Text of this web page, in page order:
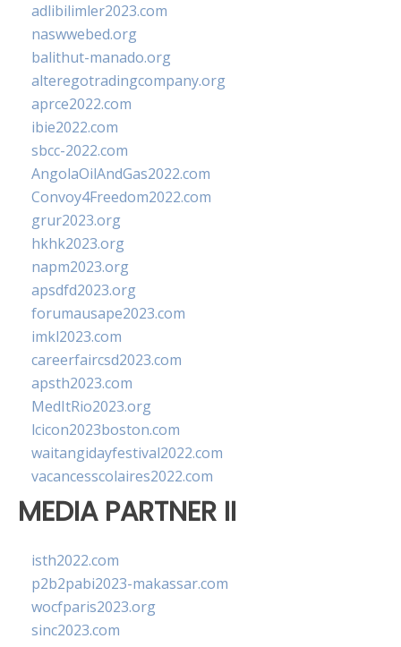
adlibilimler2023.com
naswwebed.org
balithut-manado.org
alteregotradingcompany.org
aprce2022.com
ibie2022.com
sbcc-2022.com
AngolaOilAndGas2022.com
Convoy4Freedom2022.com
grur2023.org
hkhk2023.org
napm2023.org
apsdfd2023.org
forumausape2023.com
imkl2023.com
careerfaircsd2023.com
apsth2023.com
MedItRio2023.org
lcicon2023boston.com
waitangidayfestival2022.com
vacancesscolaires2022.com
MEDIA PARTNER II
isth2022.com
p2b2pabi2023-makassar.com
wocfparis2023.org
sinc2023.com